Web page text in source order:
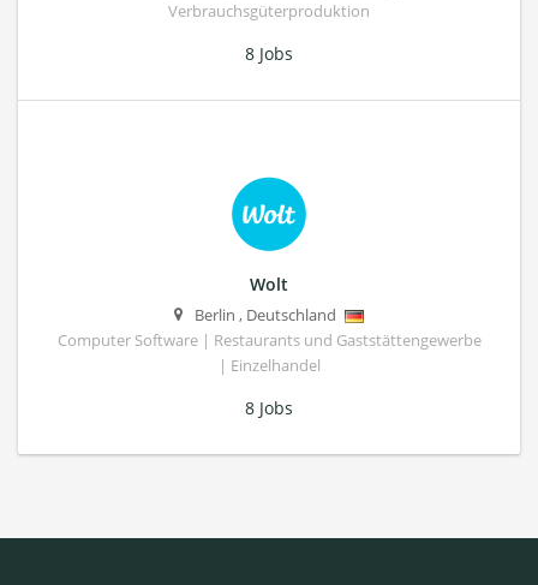
Verbrauchsgüterproduktion
8 Jobs
Wolt
Berlin , Deutschland
Computer Software | Restaurants und Gaststättengewerbe
| Einzelhandel
8 Jobs